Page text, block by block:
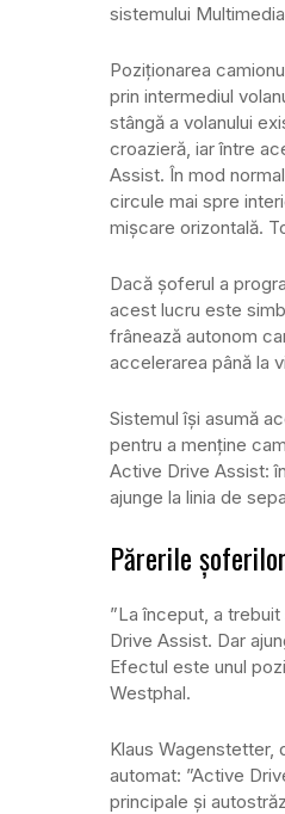
sistemului
Poziționarea
prin intermediul
stângă a volanului
croazieră, iar între
Assist. În mod
circule mai spre
mișcare orizontală.
Dacă șoferul a
acest lucru este
frânează autonom
accelerarea până la
Sistemul își asumă
pentru a menține
Active Drive Assist:
ajunge la linia de
Părerile
”La început, a
Drive Assist. Dar
Efectul este unul
Westphal.
Klaus Wagenstetter,
automat: ”Active
principale și